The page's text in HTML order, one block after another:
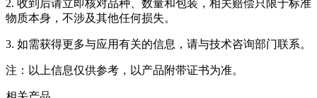
2. 收到后请立即核对品种、数量和包装，相关赔偿只限于标准
物质本身，不涉及其他任何损失。
3. 如需获得更多与应用有关的信息，请与技术咨询部门联系。
注：以上信息仅供参考，以产品附带证书为准。